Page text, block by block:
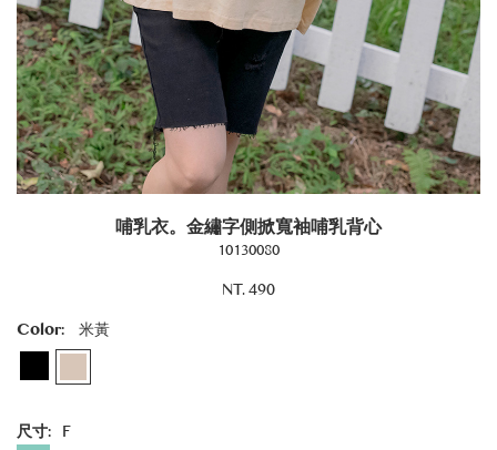
哺乳衣。金繡字側掀寬袖哺乳背心
10130080
NT. 490
Color:
米黃
尺寸: F